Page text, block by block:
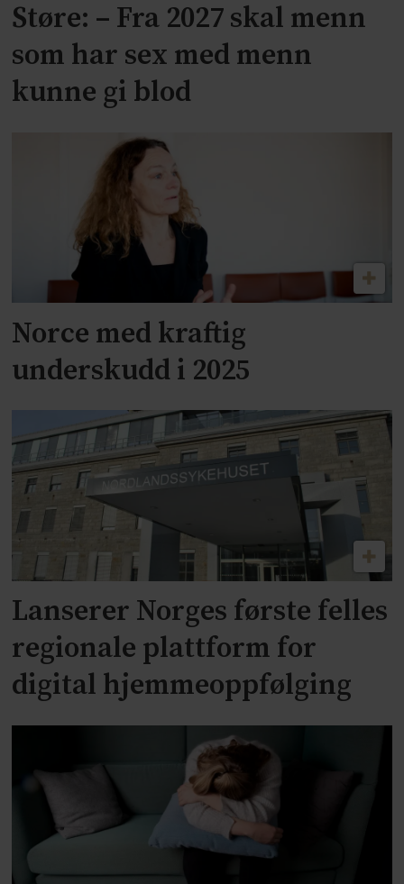
Støre: – Fra 2027 skal menn
som har sex med menn
kunne gi blod
Norce med kraftig
underskudd i 2025
Lanserer Norges første felles
regionale plattform for
digital hjemmeoppfølging